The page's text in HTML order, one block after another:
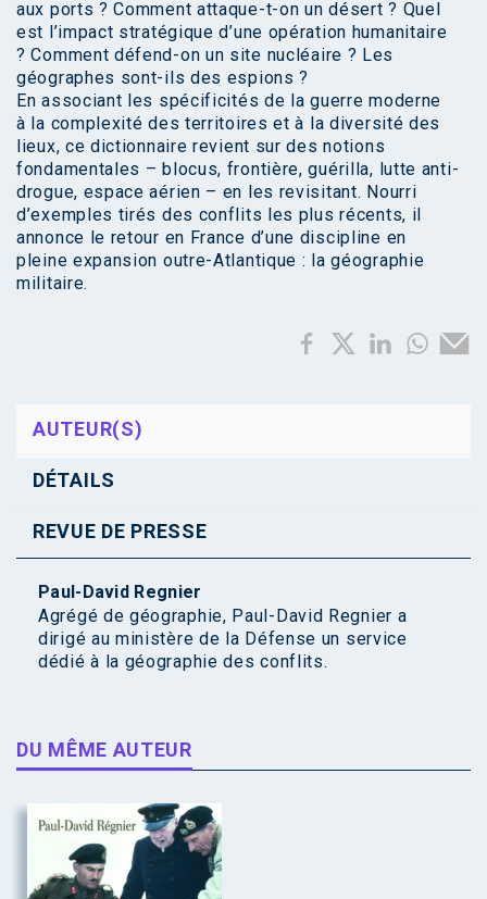
aux ports ? Comment attaque-t-on un désert ? Quel
est l’impact stratégique d’une opération humanitaire
? Comment défend-on un site nucléaire ? Les
géographes sont-ils des espions ?
En associant les spécificités de la guerre moderne
à la complexité des territoires et à la diversité des
lieux, ce dictionnaire revient sur des notions
fondamentales – blocus, frontière, guérilla, lutte anti-
drogue, espace aérien – en les revisitant. Nourri
d’exemples tirés des conflits les plus récents, il
annonce le retour en France d’une discipline en
pleine expansion outre-Atlantique : la géographie
militaire.
AUTEUR(S)
DÉTAILS
REVUE DE PRESSE
Paul-David Regnier
Agrégé de géographie, Paul-David Regnier a
dirigé au ministère de la Défense un service
dédié à la géographie des conflits.
DU MÊME AUTEUR